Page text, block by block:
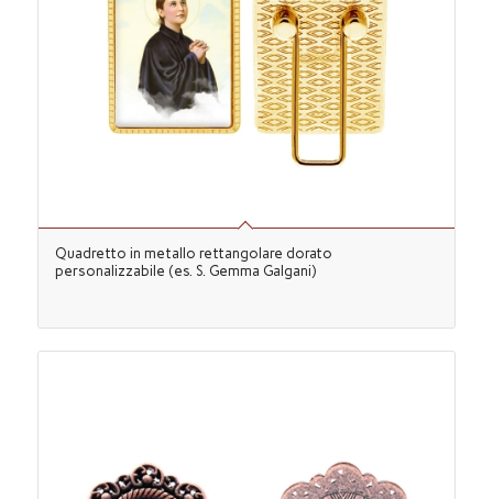
Quadretto in metallo rettangolare dorato
personalizzabile (es. S. Gemma Galgani)